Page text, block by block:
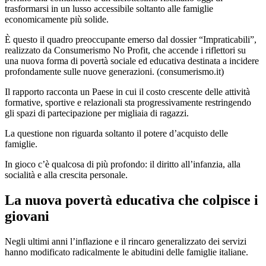
trasformarsi in un lusso accessibile soltanto alle famiglie
economicamente più solide.
È questo il quadro preoccupante emerso dal dossier “Impraticabili”,
realizzato da Consumerismo No Profit, che accende i riflettori su
una nuova forma di povertà sociale ed educativa destinata a incidere
profondamente sulle nuove generazioni. (consumerismo.it)
Il rapporto racconta un Paese in cui il costo crescente delle attività
formative, sportive e relazionali sta progressivamente restringendo
gli spazi di partecipazione per migliaia di ragazzi.
La questione non riguarda soltanto il potere d’acquisto delle
famiglie.
In gioco c’è qualcosa di più profondo: il diritto all’infanzia, alla
socialità e alla crescita personale.
La nuova povertà educativa che colpisce i
giovani
Negli ultimi anni l’inflazione e il rincaro generalizzato dei servizi
hanno modificato radicalmente le abitudini delle famiglie italiane.